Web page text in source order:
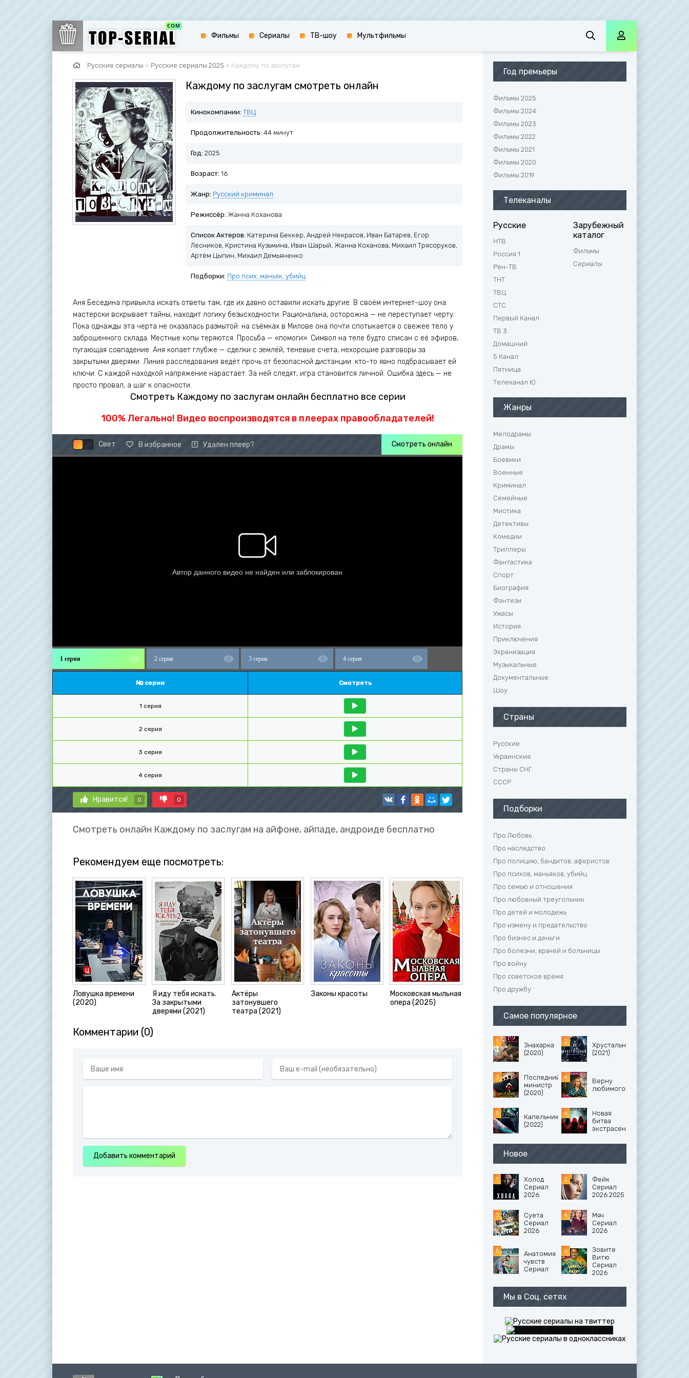
Русские сериалы » Русские сериалы 2025 » Каждому по заслугам
Каждому по заслугам смотреть онлайн
Кинокомпании: ТВЦ
Продолжительность: 44 минут
Год: 2025
Возраст: 16
Жанр: Русский криминал
Режиссёр: Жанна Коханова
Список Актеров: Катерина Беккер, Андрей Некрасов, Иван Батарев, Егор
Лесников, Кристина Кузьмина, Иван Шарый, Жанна Коханова, Михаил Трясоруков,
Артём Цыпин, Михаил Демьяненко
Подборки: Про псих, маньяк, убийц
Аня Беседина привыкла искать ответы там, где их давно оставили искать другие. В своём интернет-шоу она
мастерски вскрывает тайны, находит логику безысходности. Рациональна, осторожна — не переступает черту.
Пока однажды эта черта не оказалась размытой: на съёмках в Милове она почти спотыкается о свежее тело у
заброшенного склада. Местные копы теряются. Просьба — «помоги». Символ на теле будто списан с её эфиров,
пугающая совпадение. Аня копает глубже — сделки с землёй, теневые счета, нехорошие разговоры за
закрытыми дверями. Линия расследования ведёт прочь от безопасной дистанции: кто-то явно подбрасывает ей
ключи. С каждой находкой напряжение нарастает. За ней следят, игра становится личной. Ошибка здесь — не
просто провал, а шаг к опасности.
Смотреть Каждому по заслугам онлайн бесплатно все серии
100% Легально! Видео воспроизводятся в плеерах правообладателей!
Свет В избранное Удален плеер? Смотреть онлайн
1 серия 2 серия 3 серия 4 серия
№ серии Смотреть
1 серия
2 серия
3 серия
4 серия
Нравится! 0 0
Смотреть онлайн Каждому по заслугам на айфоне, айпаде, андроиде бесплатно
Рекомендуем еще посмотреть:
Ловушка времени
(2020)
Я иду тебя искать.
За закрытыми
дверями (2021)
Актёры
затонувшего
театра (2021)
Законы красоты
Московская мыльная
опера (2025)
Комментарии (0)
Добавить комментарий
Год премьеры
Фильмы 2025
Фильмы 2024
Фильмы 2023
Фильмы 2022
Фильмы 2021
Фильмы 2020
Фильмы 2019
Телеканалы
Русские
НТВ
Россия 1
Рен-ТВ
ТНТ
ТВЦ
СТС
Первый Канал
ТВ 3
Домашний
5 Канал
Пятница
Телеканал Ю
Зарубежный
каталог
Фильмы
Сериалы
Жанры
Мелодрамы
Драмы
Боевики
Военные
Криминал
Семейные
Мистика
Детективы
Комедии
Триллеры
Фантастика
Спорт
Биография
Фэнтези
Ужасы
История
Приключения
Экранизация
Музыкальные
Документальные
Шоу
Страны
Русские
Украинские
Страны СНГ
СССР
Подборки
Про Любовь
Про наследство
Про полицию, бандитов, аферистов
Про психов, маньяков, убийц
Про семью и отношения
Про любовный треугольник
Про детей и молодежь
Про измену и предательство
Про бизнес и деньги
Про болезни, врачей и больницы
Про войну
Про советское время
Про дружбу
Самое популярное
Знахарка
(2020)
Хрустальный
(2021)
Последний
министр
(2020)
Верну
любимого
Капельник
(2022)
Новая
битва
экстрасенсов
Новое
Холод
Сериал
2026
Фейк
Сериал
2026 2025
Суета
Сериал
2026
Мяч
Сериал
2026
Анатомия
чувств
Сериал
Зовите
Витю
Сериал
2026
Мы в Соц. сетях
Фильмы Сериалы ТВ-шоу Мультфильмы